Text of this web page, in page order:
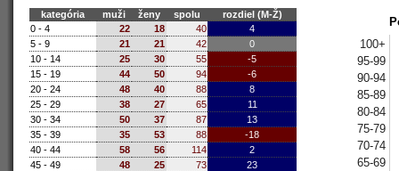
kategória muži ženy spolu
rozdiel (M-Ž)
0 - 4
22 18 40
4
5 - 9
21 21 42
0
10 - 14
25 30 55
-5
15 - 19
44 50 94
-6
20 - 24
48 40 88
8
25 - 29
38 27 65
11
30 - 34
50 37 87
13
35 - 39
35 53 88
-18
40 - 44
58 56 114
2
45 - 49
48 25 73
23
100+
95-99
90-94
85-89
80-84
75-79
70-74
65-69